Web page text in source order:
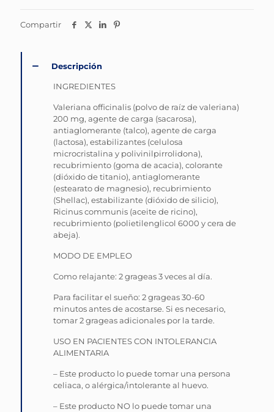
Compartir
Descripción
INGREDIENTES
Valeriana officinalis (polvo de raíz de valeriana)
200 mg, agente de carga (sacarosa),
antiaglomerante (talco), agente de carga
(lactosa), estabilizantes (celulosa
microcristalina y polivinilpirrolidona),
recubrimiento (goma de acacia), colorante
(dióxido de titanio), antiaglomerante
(estearato de magnesio), recubrimiento
(Shellac), estabilizante (dióxido de silicio),
Ricinus communis (aceite de ricino),
recubrimiento (polietilenglicol 6000 y cera de
abeja).
MODO DE EMPLEO
Como relajante: 2 grageas 3 veces al día.
Para facilitar el sueño: 2 grageas 30-60
minutos antes de acostarse. Si es necesario,
tomar 2 grageas adicionales por la tarde.
USO EN PACIENTES CON INTOLERANCIA
ALIMENTARIA
– Este producto lo puede tomar una persona
celiaca, o alérgica/intolerante al huevo.
– Este producto NO lo puede tomar una